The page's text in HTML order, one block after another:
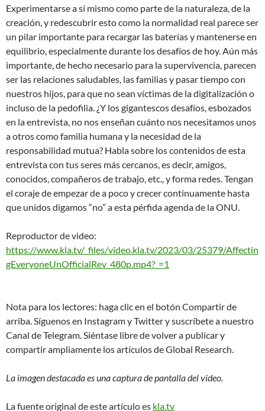
Experimentarse a sí mismo como parte de la naturaleza, de la
creación, y redescubrir esto como la normalidad real parece ser
un pilar importante para recargar las baterías y mantenerse en
equilibrio, especialmente durante los desafíos de hoy. Aún más
importante, de hecho necesario para la supervivencia, parecen
ser las relaciones saludables, las familias y pasar tiempo con
nuestros hijos, para que no sean víctimas de la digitalización o
incluso de la pedofilia. ¿Y los gigantescos desafíos, esbozados
en la entrevista, no nos enseñan cuánto nos necesitamos unos
a otros como familia humana y la necesidad de la
responsabilidad mutua? Habla sobre los contenidos de esta
entrevista con tus seres más cercanos, es decir, amigos,
conocidos, compañeros de trabajo, etc., y forma redes. Tengan
el coraje de empezar de a poco y crecer continuamente hasta
que unidos digamos “no” a esta pérfida agenda de la ONU.
Reproductor de video:
https://www.kla.tv/_files/video.kla.tv/2023/03/25379/Affectin
gEveryoneUnOfficialRev_480p.mp4?_=1
Nota para los lectores: haga clic en el botón Compartir de
arriba. Síguenos en Instagram y Twitter y suscríbete a nuestro
Canal de Telegram. Siéntase libre de volver a publicar y
compartir ampliamente los artículos de Global Research.
La imagen destacada es una captura de pantalla del video.
La fuente original de este artículo es kla.tv